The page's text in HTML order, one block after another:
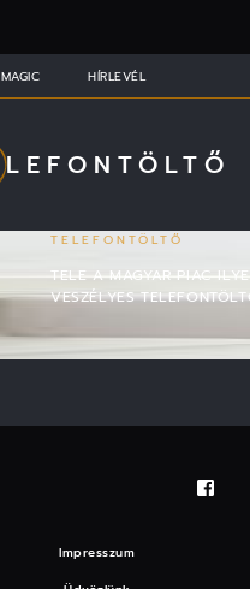
MAGIC HÍRLEVÉL
TELEFONTÖLTŐ
TELE A MAGYAR PIAC
VESZÉLYES
Impresszum